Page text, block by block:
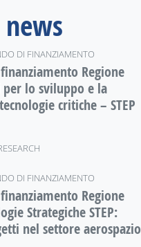
DI FINANZIAMENTO
Regione
lo sviluppo e la
critiche – STEP
DI FINANZIAMENTO
Regione
Strategiche STEP:
nel settore aerospazio